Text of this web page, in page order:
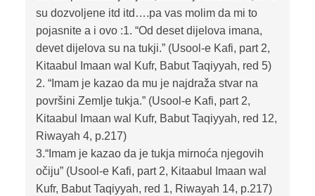
su dozvoljene itd itd….pa vas molim da mi to
pojasnite a i ovo :1. “Od deset dijelova imana,
devet dijelova su na tukji.” (Usool-e Kafi, part 2,
Kitaabul Imaan wal Kufr, Babut Taqiyyah, red 5)
2. “Imam je kazao da mu je najdraža stvar na
površini Zemlje tukja.” (Usool-e Kafi, part 2,
Kitaabul Imaan wal Kufr, Babut Taqiyyah, red 12,
Riwayah 4, p.217)
3.“Imam je kazao da je tukja mirnoća njegovih
očiju” (Usool-e Kafi, part 2, Kitaabul Imaan wal
Kufr, Babut Taqiyyah, red 1, Riwayah 14, p.217)